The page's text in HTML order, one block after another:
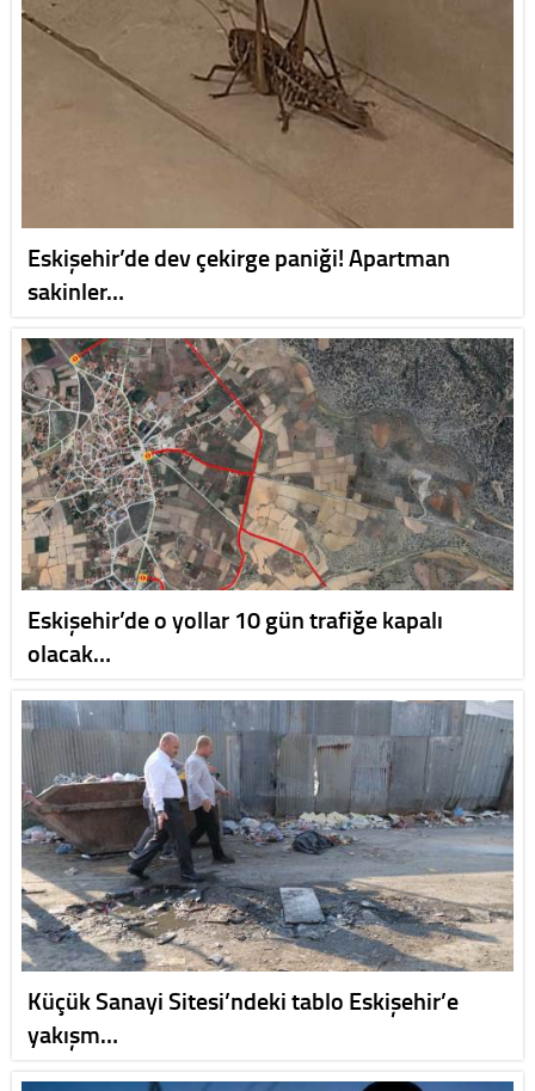
Eskişehir’de dev çekirge paniği! Apartman
sakinler…
Eskişehir’de o yollar 10 gün trafiğe kapalı
olacak…
Küçük Sanayi Sitesi’ndeki tablo Eskişehir’e
yakışm…